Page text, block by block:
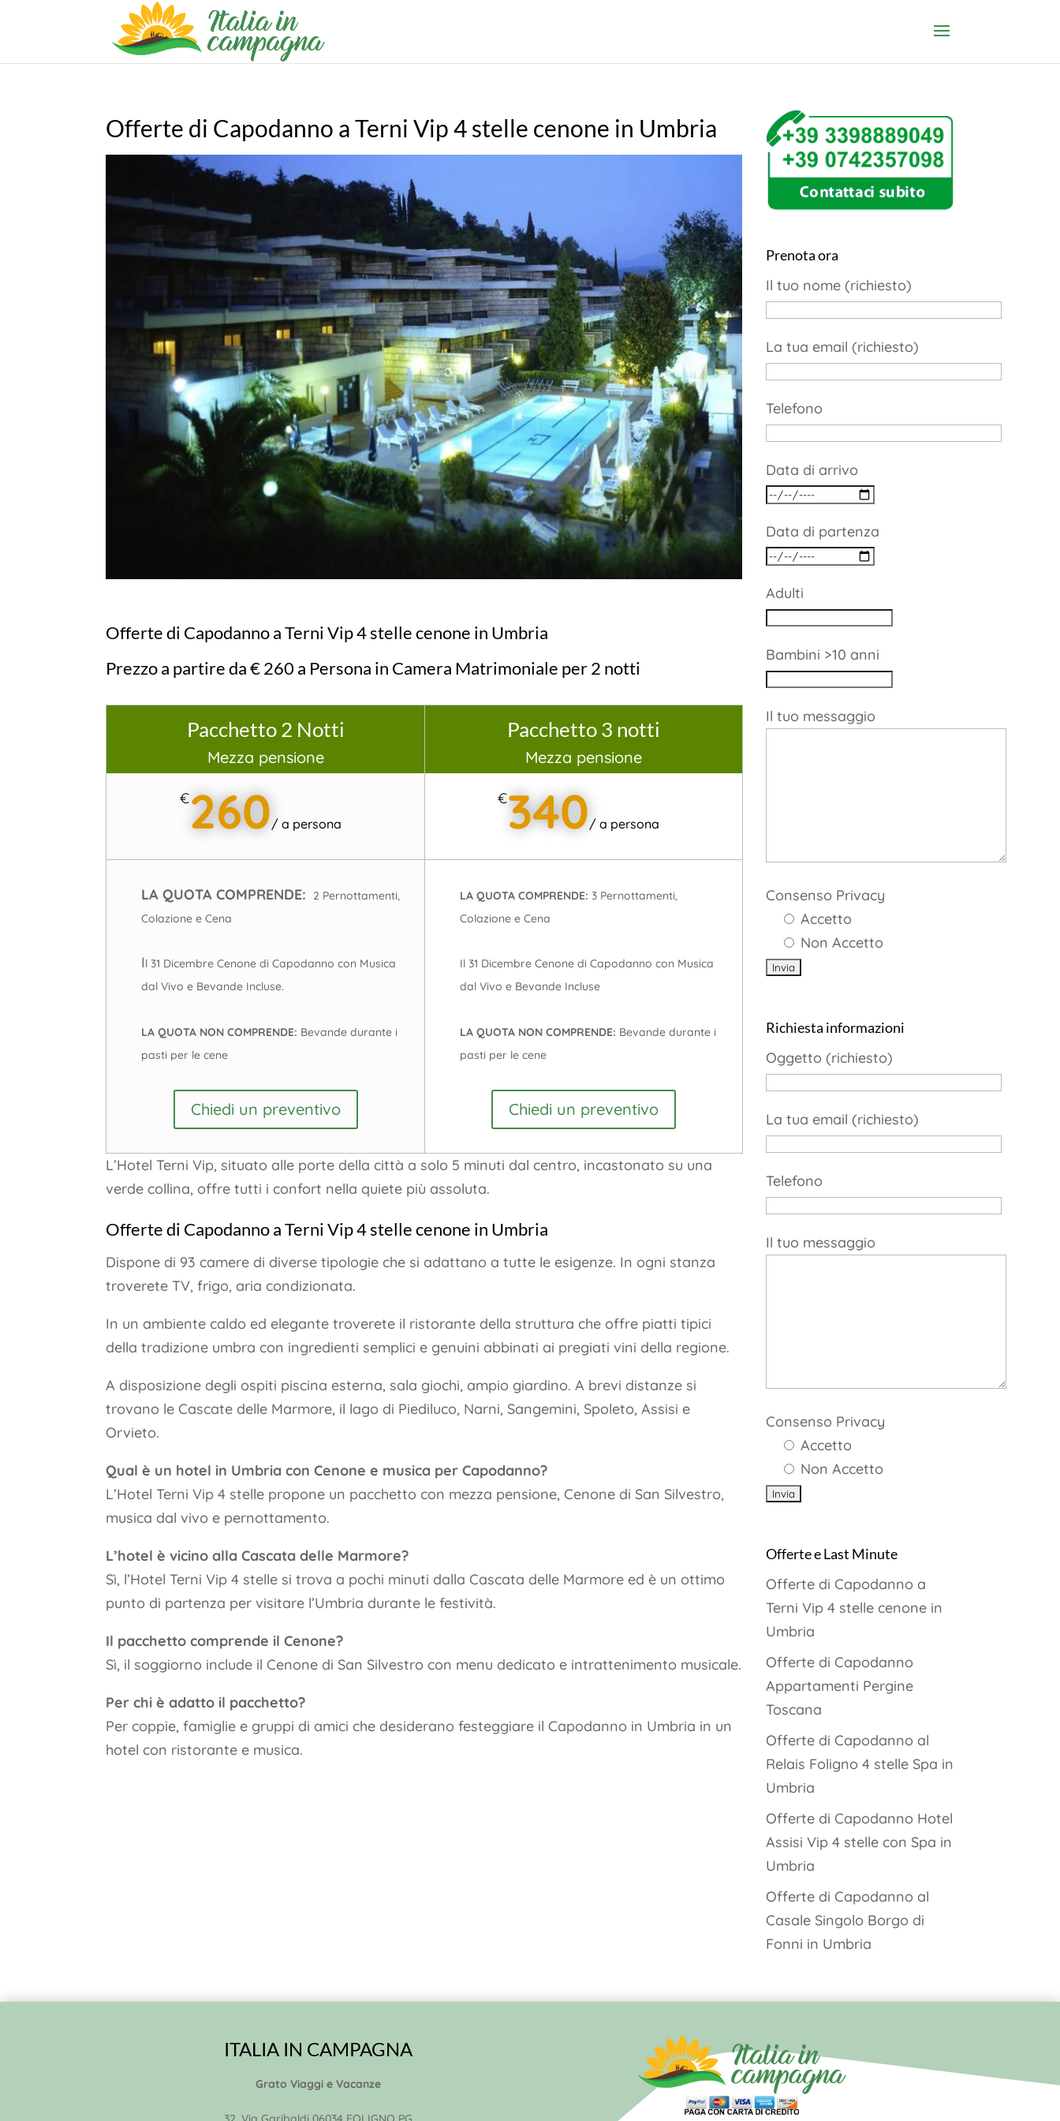
Offerte di Capodanno a Terni Vip 4 stelle cenone in Umbria
Offerte di Capodanno a Terni Vip 4 stelle cenone in Umbria
Prezzo a partire da € 260 a Persona in Camera Matrimoniale per 2 notti
Pacchetto 2 Notti
Mezza pensione
€260/ a persona
LA QUOTA COMPRENDE:
2 Pernottamenti,
Colazione e Cena
Il 31 Dicembre Cenone di Capodanno con Musica
dal Vivo e Bevande Incluse.
LA QUOTA NON COMPRENDE: Bevande durante i
pasti per le cene
Chiedi un preventivo
Pacchetto 3 notti
Mezza pensione
€340/ a persona
LA QUOTA COMPRENDE: 3Pernottamenti,
Colazione e Cena
Il 31 Dicembre Cenone di Capodanno con Musica
dal Vivo e Bevande Incluse
LA QUOTA NON COMPRENDE: Bevande durante i
pasti per le cene
Chiedi un preventivo
L’Hotel Terni Vip, situato alle porte della città a solo 5 minuti dal centro, incastonato su una
verde collina, offre tutti i confort nella quiete più assoluta.
Offerte di Capodanno a Terni Vip 4 stelle cenone in Umbria
Dispone di 93 camere di diverse tipologie che si adattano a tutte le esigenze. In ogni stanza
troverete TV, frigo, aria condizionata.
In un ambiente caldo ed elegante troverete il ristorante della struttura che offre piatti tipici
della tradizione umbra con ingredienti semplici e genuini abbinati ai pregiati vini della regione.
A disposizione degli ospiti piscina esterna, sala giochi, ampio giardino. A brevi distanze si
trovano le Cascate delle Marmore, il lago di Piediluco, Narni, Sangemini, Spoleto, Assisi e
Orvieto.
Qual è un hotel in Umbria con Cenone e musica per Capodanno?
L’Hotel Terni Vip 4 stelle propone un pacchetto con mezza pensione, Cenone di San Silvestro,
musica dal vivo e pernottamento.
L’hotel è vicino alla Cascata delle Marmore?
Sì, l’Hotel Terni Vip 4 stelle si trova a pochi minuti dalla Cascata delle Marmore ed è un ottimo
punto di partenza per visitare l’Umbria durante le festività.
Il pacchetto comprende il Cenone?
Sì, il soggiorno include il Cenone di San Silvestro con menu dedicato e intrattenimento musicale.
Per chi è adatto il pacchetto?
Per coppie, famiglie e gruppi di amici che desiderano festeggiare il Capodanno in Umbria in un
hotel con ristorante e musica.
Prenota ora
Il tuo nome (richiesto)
La tua email (richiesto)
Telefono
Data di arrivo
Data di partenza
Adulti
Bambini >10 anni
Il tuo messaggio
Consenso Privacy
Accetto
Non Accetto
Richiesta informazioni
Oggetto (richiesto)
La tua email (richiesto)
Telefono
Il tuo messaggio
Consenso Privacy
Accetto
Non Accetto
Offerte e Last Minute
Offerte di Capodanno a
Terni Vip 4 stelle cenone in
Umbria
Offerte di Capodanno
Appartamenti Pergine
Toscana
Offerte di Capodanno al
Relais Foligno 4 stelle Spa in
Umbria
Offerte di Capodanno Hotel
Assisi Vip 4 stelle con Spa in
Umbria
Offerte di Capodanno al
Casale Singolo Borgo di
Fonni in Umbria
ITALIA IN CAMPAGNA
Grato Viaggi e Vacanze